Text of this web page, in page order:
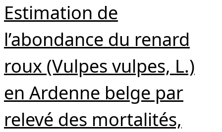
Estimation de
l’abondance du renard
roux (Vulpes vulpes, L.)
en Ardenne belge par
relevé des mortalités,